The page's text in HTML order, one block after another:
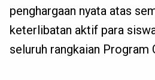
penghargaan nyata atas
keterlibatan aktif para
seluruh rangkaian Program